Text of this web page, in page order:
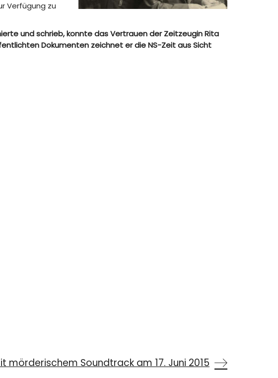
Verfügung zu
und schrieb, konnte das Vertrauen der Zeitzeugin Rita
Dokumenten zeichnet er die NS-Zeit aus Sicht
mörderischem Soundtrack am 17. Juni 2015